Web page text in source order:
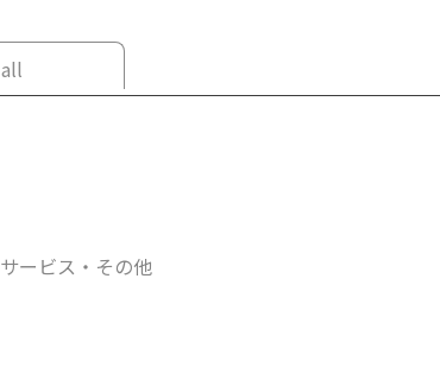
all
サービス・その他